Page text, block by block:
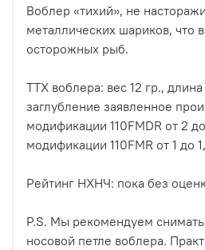
Воблер «тихий», не
металлических шариков, что
осторожных рыб.
ТТХ воблера: вес 12 гр.,
заглубление заявленное
модификации 110FMDR от 2
модификации 110FMR от 1 до
Рейтинг НХНЧ: пока без
P.S. Мы рекомендуем
носовой петле воблера.